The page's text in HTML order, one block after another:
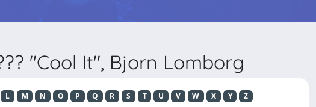
"Cool It", Bjorn Lomborg
L M N O P Q R S T U V W X Y Z